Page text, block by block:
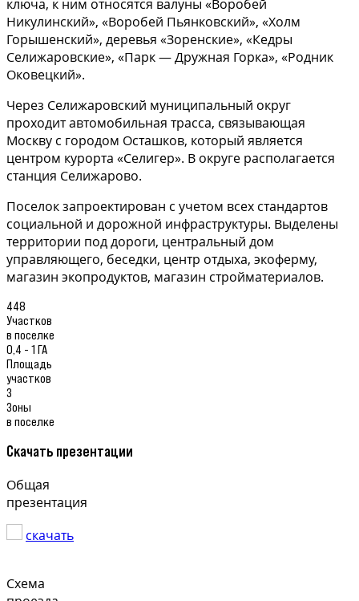
ключа, к ним относятся валуны «Воробей
Никулинский», «Воробей Пьянковский», «Холм
Горышенский», деревья «Зоренские», «Кедры
Селижаровские», «Парк — Дружная Горка», «Родник
Оковецкий».
Через Селижаровский муниципальный округ
проходит автомобильная трасса, связывающая
Москву с городом Осташков, который является
центром курорта «Селигер». В округе располагается
станция Селижарово.
Поселок запроектирован с учетом всех стандартов
социальной и дорожной инфраструктуры. Выделены
территории под дороги, центральный дом
управляющего, беседки, центр отдыха, экоферму,
магазин экопродуктов, магазин стройматериалов.
448
Участков
в поселке
0,4 - 1 ГА
Площадь
участков
3
Зоны
в поселке
Скачать презентации
Общая
презентация
скачать
Схема